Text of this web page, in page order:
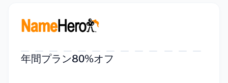
年間プラン80%オフ